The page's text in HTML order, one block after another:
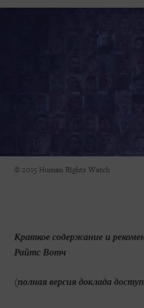
© 2015 Human Rights Watch
Краткое содержание и
Райтс Вотч
(полная версия доклада